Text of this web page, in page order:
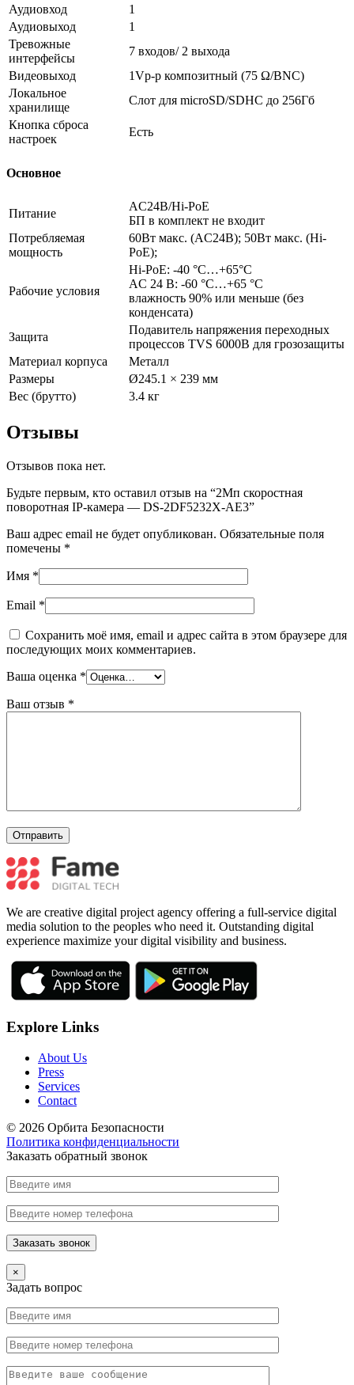
Аудиовход
1
Аудиовыход
1
Тревожные
интерфейсы
7 входов/ 2 выхода
Видеовыход
1Vp-p композитный (75 Ω/BNC)
Локальное
хранилище
Слот для microSD/SDHC до 256Гб
Кнопка сброса
настроек
Есть
Основное
Питание
AC24В/Hi-PoE
БП в комплект не входит
Потребляемая
мощность
60Вт макс. (AC24B); 50Вт макс. (Hi-
PoE);
Рабочие условия
Hi-PoE: -40 °C…+65°C
AC 24 В: -60 °C…+65 °C
влажность 90% или меньше (без
конденсата)
Защита
Подавитель напряжения переходных
процессов TVS 6000B для грозозащиты
Материал корпуса
Металл
Размеры
Ø245.1 × 239 мм
Вес (брутто)
3.4 кг
Отзывы
Отзывов пока нет.
Будьте первым, кто оставил отзыв на “2Мп скоростная
поворотная IP-камера — DS-2DF5232X-AE3”
Ваш адрес email не будет опубликован. Обязательные поля
помечены *
Имя *
Email *
Сохранить моё имя, email и адрес сайта в этом браузере для
последующих моих комментариев.
Ваша оценка *
Ваш отзыв *
We are creative digital project agency offering a full-service digital
media solution to the peoples who need it. Outstanding digital
experience maximize your digital visibility and business.
Explore Links
About Us
Press
Services
Contact
© 2026 Орбита Безопасности
Политика конфиденциальности
Заказать обратный звонок
×
Задать вопрос